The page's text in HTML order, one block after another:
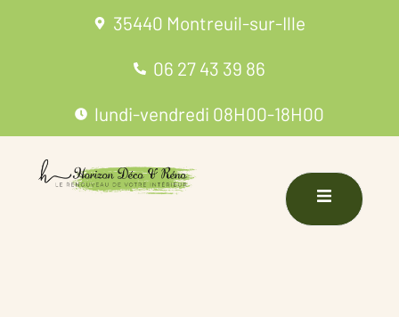
35440 Montreuil-sur-Ille
06 27 43 39 86
lundi-vendredi 08H00-18H00